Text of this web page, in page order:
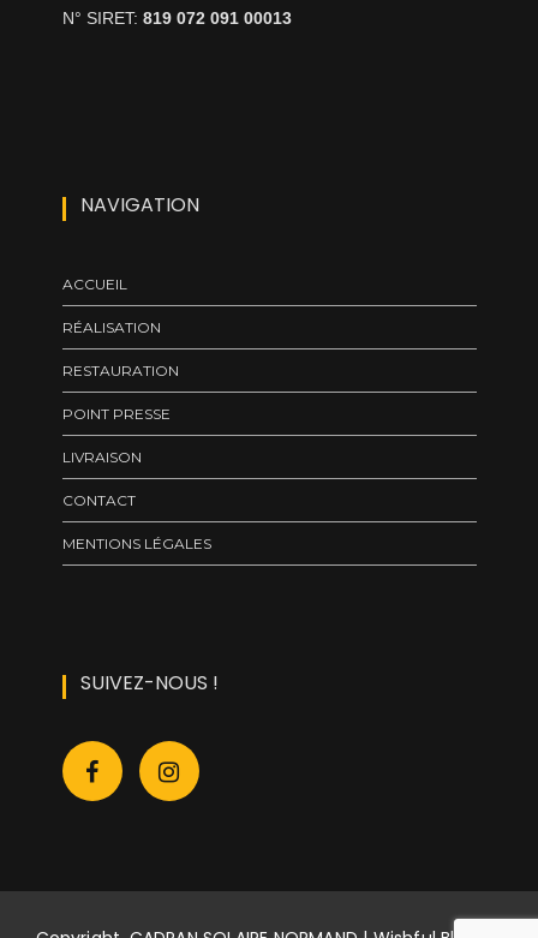
N° SIRET: 819 072 091 00013
NAVIGATION
ACCUEIL
RÉALISATION
RESTAURATION
POINT PRESSE
LIVRAISON
CONTACT
MENTIONS LÉGALES
SUIVEZ-NOUS !